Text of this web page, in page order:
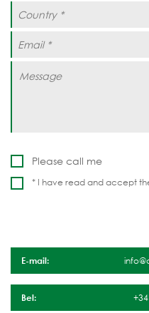
Please call me
* I have read and accept
E-mail:
Bel: